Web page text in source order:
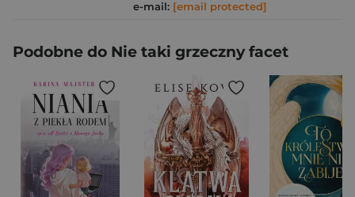
e-mail: [email protected]
Podobne do Nie taki grzeczny facet